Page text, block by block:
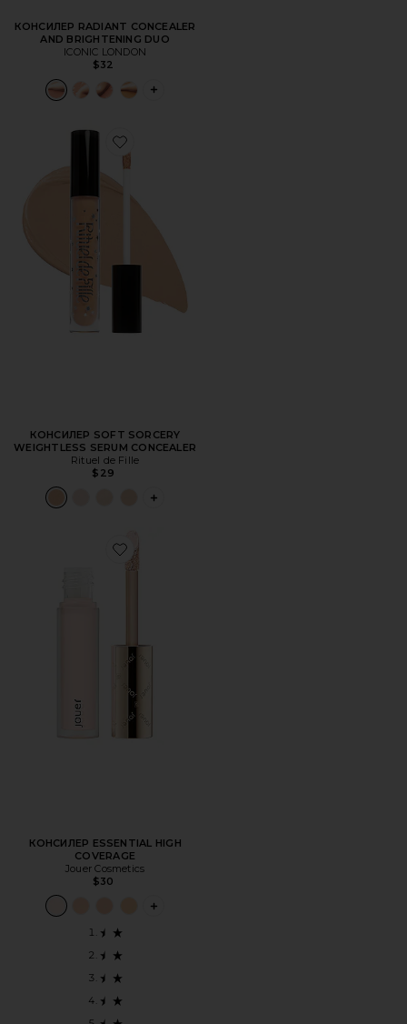
КОНСИЛЕР RADIANT CONCEALER
AND BRIGHTENING DUO
ICONIC LONDON
$32
PLUS ICON TO SEE MORE OPTIONS
Favorite КОНСИЛЕР SOFT SORCERY WEIGHTLESS
КОНСИЛЕР SOFT SORCERY
WEIGHTLESS SERUM CONCEALER
Rituel de Fille
$29
PLUS ICON TO SEE MORE OPTIONS FOR
Favorite КОНСИЛЕР ESSENTIAL HIGH COVERAGE
КОНСИЛЕР ESSENTIAL HIGH
COVERAGE
Jouer Cosmetics
$30
PLUS ICON TO SEE MORE OPTIONS